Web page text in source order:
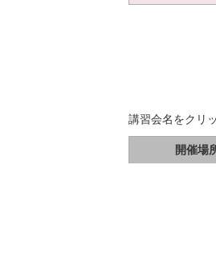
講習会名をクリ
開催場